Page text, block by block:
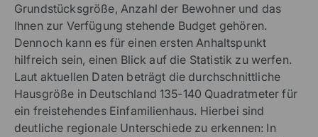
Grundstücksgröße, Anzahl der Bewohner und das
Ihnen zur Verfügung stehende Budget gehören.
Dennoch kann es für einen ersten Anhaltspunkt
hilfreich sein, einen Blick auf die Statistik zu werfen.
Laut aktuellen Daten beträgt die durchschnittliche
Hausgröße in Deutschland 135-140 Quadratmeter für
ein freistehendes Einfamilienhaus. Hierbei sind
deutliche regionale Unterschiede zu erkennen: In